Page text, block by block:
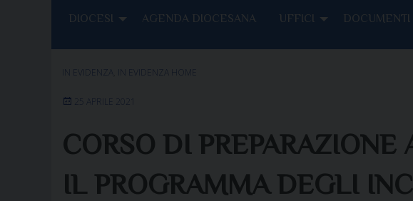
DIOCESI AGENDA DIOCESANA UFFICI DOCUMENTI
IN EVIDENZA IN EVIDENZA HOME
25 APRILE 2021
CORSO DI
IL PROGRAMMA DEGLI